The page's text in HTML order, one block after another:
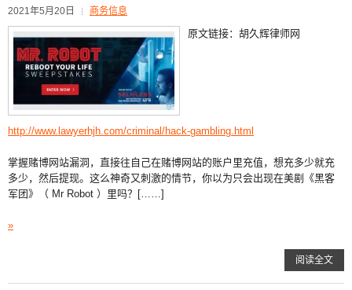
2021年5月20日 商务信息
原文链接：胡久辉律师网
http://www.lawyerhjh.com/criminal/hack-gambling.html
掌握赌博网站漏洞，直接往自己在赌博网站的账户里充值，想充多少就充
多少，然后提现。这么神奇又刺激的情节，你以为只会出现在美剧《黑客
军团》（ Mr Robot ）里吗？[……]
»
阅读全文